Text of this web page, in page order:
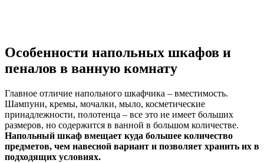
Особенности напольных шкафов и
пеналов в ванную комнату
Главное отличие напольного шкафчика – вместимость.
Шампуни, кремы, мочалки, мыло, косметические
принадлежности, полотенца – все это не имеет больших
размеров, но содержится в ванной в большом количестве.
Напольный шкаф вмещает куда большее количество
предметов, чем навесной вариант и позволяет хранить их в
подходящих условиях.